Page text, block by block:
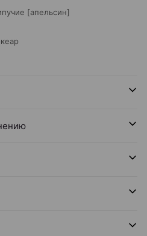
[апельсин]